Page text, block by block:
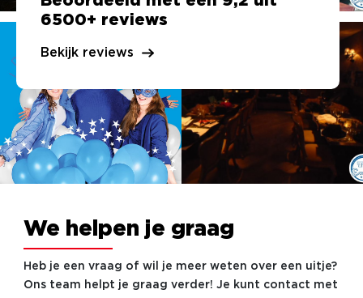
6500+ reviews
Bekijk reviews
We helpen je graag
Heb je een vraag of wil je meer weten over een uitje?
Ons team helpt je graag verder! Je kunt contact met